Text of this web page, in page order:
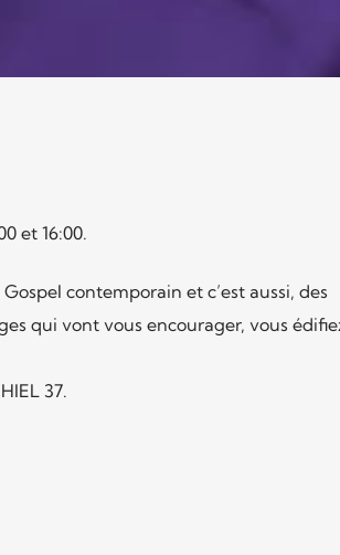
et 16:00.
contemporain et c’est aussi, des
qui vont vous encourager, vous
37.